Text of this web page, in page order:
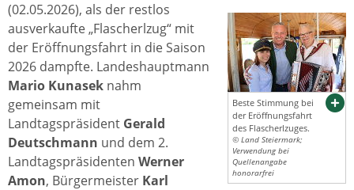
Beste Stimmung bei
der Eröffnungsfahrt
des Flascherlzuges.
© Land Steiermark;
Verwendung bei
Quellenangabe
honorarfrei
(02.05.2026), als der restlos
ausverkaufte „Flascherlzug“ mit
der Eröffnungsfahrt in die Saison
2026 dampfte. Landeshauptmann
Mario Kunasek nahm
gemeinsam mit
Landtagspräsident Gerald
Deutschmann und dem 2.
Landtagspräsidenten Werner
Amon, Bürgermeister Karl